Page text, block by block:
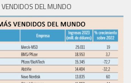
DEL MUNDO